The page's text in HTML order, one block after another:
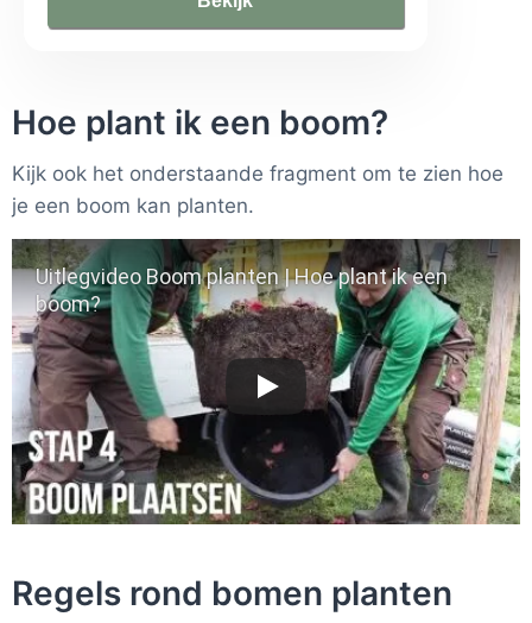
Hoe plant ik een boom?
Kijk ook het onderstaande fragment om te zien hoe
je een boom kan planten.
Uitlegvideo Boom planten | Hoe plant ik een
boom?
Regels rond bomen planten